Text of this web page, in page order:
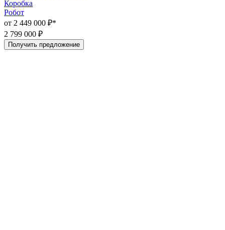
Коробка
Робот
от 2 449 000 ₽*
2 799 000 ₽
Получить предложение